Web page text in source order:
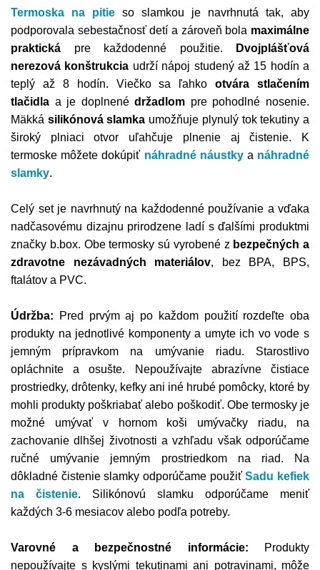
Termoska na pitie so slamkou je navrhnutá tak, aby
podporovala sebestačnosť detí a zároveň bola maximálne
praktická pre každodenné použitie.
Dvojplášťová
nerezová konštrukcia udrží nápoj studený až 15 hodín a
teplý až 8 hodín. Viečko sa ľahkootvára stlačením
tlačidla a je doplnenédržadlom pre pohodlné nosenie.
Mäkká silikónová slamka umožňuje plynulý tok tekutiny a
široký plniaci otvor uľahčuje plnenie aj čistenie. K
termoske môžete dokúpiť náhradné náustkya náhradné
slamky.
Celý set je navrhnutý na každodenné používanie a vďaka
nadčasovému dizajnu prirodzene ladí s ďalšími produktmi
značky b.box. Obe termosky sú vyrobené z bezpečných a
zdravotne nezávadných materiálov, bez BPA, BPS,
ftalátov a PVC.
Údržba: Pred prvým aj po každom použití rozdeľte oba
produkty na jednotlivé komponenty a umyte ich vo vode s
jemným prípravkom na umývanie riadu. Starostlivo
opláchnite a osušte. Nepoužívajte abrazívne čistiace
prostriedky, drôtenky, kefky ani iné hrubé pomôcky, ktoré by
mohli produkty poškriabať alebo poškodiť. Obe termosky je
možné umývať v hornom koši umývačky riadu, na
zachovanie dlhšej životnosti a vzhľadu však odporúčame
ručné umývanie jemným prostriedkom na riad. Na
dôkladné čistenie slamky odporúčame použiťSadu kefiek
na čistenie. Silikónovú slamku odporúčame meniť
každých 3-6 mesiacov alebo podľa potreby.
Varovné a bezpečnostné informácie: Produkty
nepoužívajte s kyslými tekutinami ani potravinami, môže